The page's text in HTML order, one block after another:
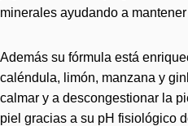
minerales ayudando a
Además su fórmula está
caléndula, limón, manzana y
calmar y a descongestionar la
piel gracias a su pH fisiológico